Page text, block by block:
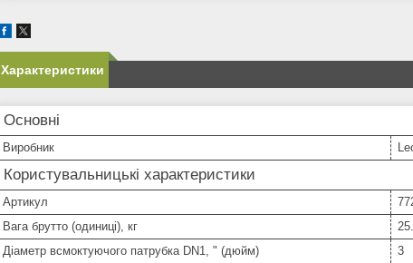
Характеристики
Основні
Виробник
Користувальницькі характеристики
Артикул
Вага брутто (одиниці), кг
Діаметр всмоктуючого патрубка DN1, " (дюйм)
3